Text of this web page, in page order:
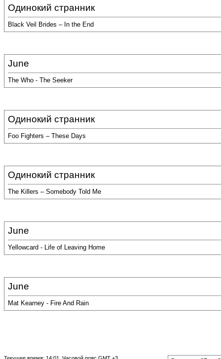
Одинокий странник
Black Veil Brides – In the End
June
The Who - The Seeker
Одинокий странник
Foo Fighters – These Days
Одинокий странник
The Killers – Somebody Told Me
June
Yellowcard - Life of Leaving Home
June
Mat Kearney - Fire And Rain